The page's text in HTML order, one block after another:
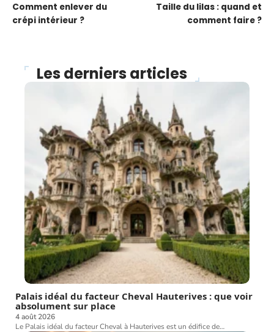
Comment enlever du
crépi intérieur ?
Taille du lilas : quand et
comment faire ?
Les derniers articles
Palais idéal du facteur Cheval Hauterives : que voir
absolument sur place
4 août 2026
Le Palais idéal du facteur Cheval à Hauterives est un édifice de…